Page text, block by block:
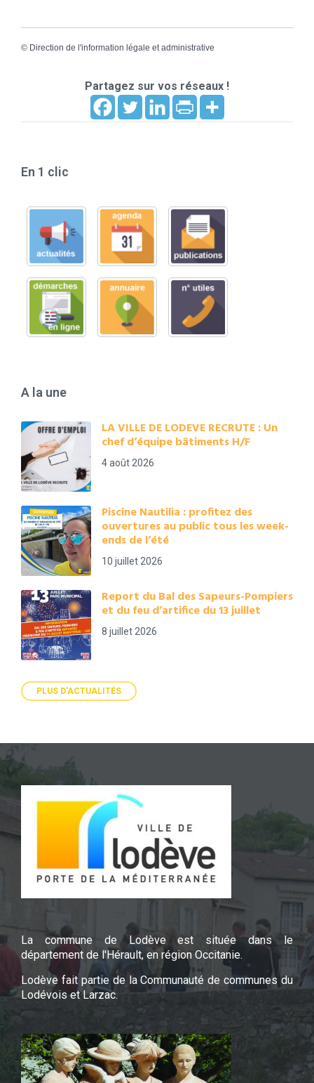
© Direction de l'information légale et administrative
Partagez sur vos réseaux !
En 1 clic
A la une
LA VILLE DE LODEVE RECRUTE : Un
chef d’équipe bâtiments H/F
4 août 2026
Piscine Nautilia : profitez des
ouvertures au public tous les week-
ends de l’été
10 juillet 2026
Report du Bal des Sapeurs-Pompiers
et du feu d’artifice du 13 juillet
8 juillet 2026
PLUS D'ACTUALITÉS
La commune de Lodève est située dans le
département de l'Hérault, en région Occitanie.
Lodève fait partie de la Communauté de communes du
Lodévois et Larzac.